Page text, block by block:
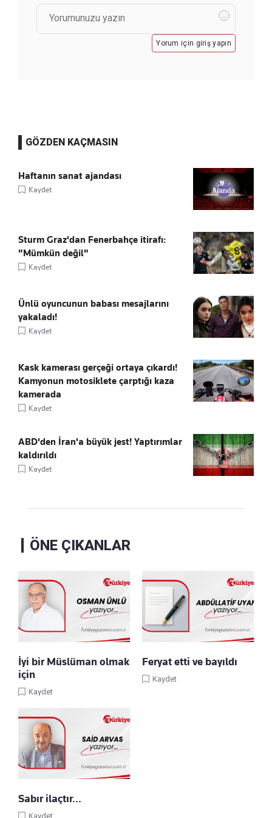
Yorum için giriş yapın
GÖZDEN KAÇMASIN
Haftanın sanat ajandası
Kaydet
Sturm Graz'dan Fenerbahçe itirafı:
"Mümkün değil"
Kaydet
Ünlü oyuncunun babası mesajlarını
yakaladı!
Kaydet
Kask kamerası gerçeği ortaya çıkardı!
Kamyonun motosiklete çarptığı kaza
kamerada
Kaydet
ABD'den İran'a büyük jest! Yaptırımlar
kaldırıldı
Kaydet
ÖNE ÇIKANLAR
İyi bir Müslüman olmak
için
Kaydet
Feryat etti ve bayıldı
Kaydet
Sabır ilaçtır...
Kaydet